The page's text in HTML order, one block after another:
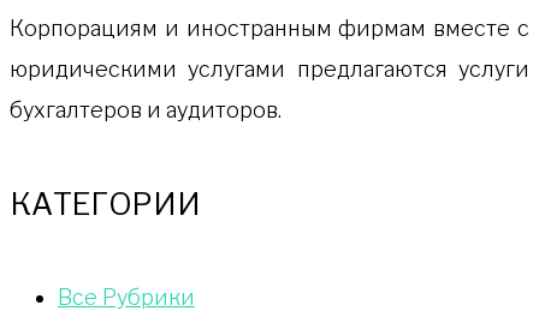
Корпорациям и иностранным фирмам вместе с
юридическими услугами предлагаются услуги
бухгалтеров и аудиторов.
КАТЕГОРИИ
Bce Pyбрики